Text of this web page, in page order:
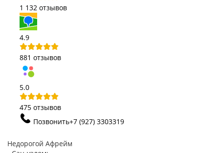
1 132 отзывов
4.9
881 отзывов
5.0
475 отзывов
Позвонить+7 (927) 3303319
Недорогой Афрейм